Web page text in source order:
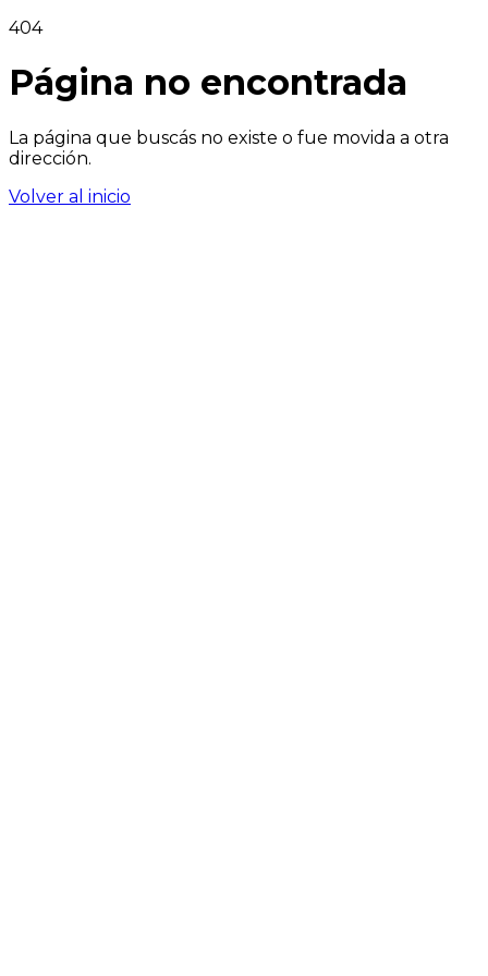
404
Página no encontrada
La página que buscás no existe o fue movida a otra
dirección.
Volver al inicio